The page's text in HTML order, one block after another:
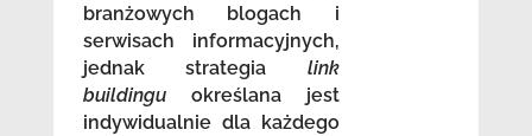
branżowych blogach i
serwisach informacyjnych,
jednak strategia link
buildingu określana jest
indywidualnie dla każdego